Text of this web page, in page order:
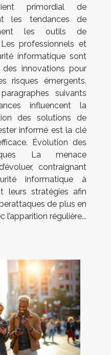
primordial de
les tendances de
les outils de
professionnels et
informatique sont
innovations pour
risques émergents.
suivants
influencent la
des solutions de
informé est la clé
Évolution des
La menace
contraignant
informatique à
leurs stratégies afin
de plus en
l’apparition régulière...